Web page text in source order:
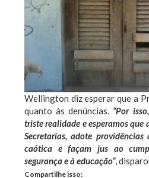
Wellington diz esperar que a
quanto às denúncias. “Por
triste realidade e esperamos que
Secretarias, adote
caótica e façam jus ao
segurança e à educação”,
Compartilhe isso: